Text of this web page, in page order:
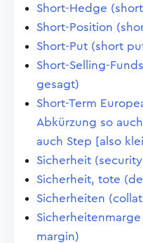
Short-Hedge
Short-Position
Short-Put (short
Short-Selling-
gesagt)
Short-Term
Abkürzung so
auch Step [also
Sicherheit
Sicherheit, tote
Sicherheiten
margin)